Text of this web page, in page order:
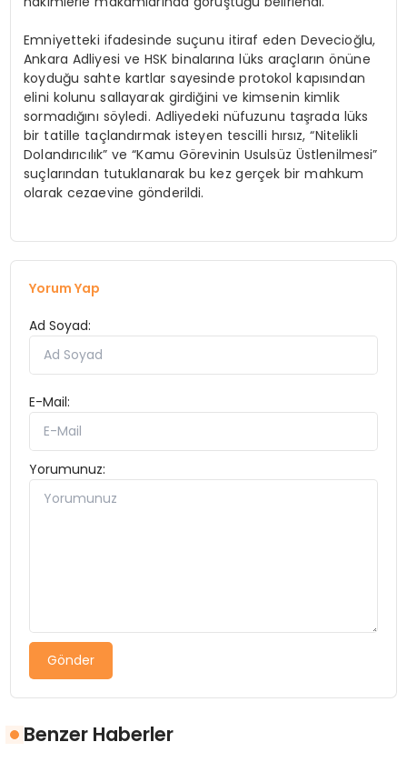
Emniyetteki ifadesinde suçunu itiraf eden Devecioğlu,
Ankara Adliyesi ve HSK binalarına lüks araçların önüne
koyduğu sahte kartlar sayesinde protokol kapısından
elini kolunu sallayarak girdiğini ve kimsenin kimlik
sormadığını söyledi. Adliyedeki nüfuzunu taşrada lüks
bir tatille taçlandırmak isteyen tescilli hırsız, “Nitelikli
Dolandırıcılık” ve “Kamu Görevinin Usulsüz Üstlenilmesi”
suçlarından tutuklanarak bu kez gerçek bir mahkum
olarak cezaevine gönderildi.
Yorum Yap
Ad Soyad:
E-Mail:
Yorumunuz:
Gönder
Benzer Haberler